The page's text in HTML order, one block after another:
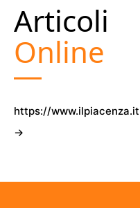
Articoli
Online
https://www.ilpiacenza.it
→